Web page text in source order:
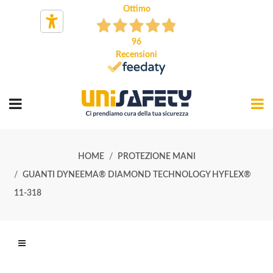
Ottimo
96
Recensioni
HOME PROTEZIONE MANI
GUANTI DYNEEMA® DIAMOND TECHNOLOGY HYFLEX®
11-318